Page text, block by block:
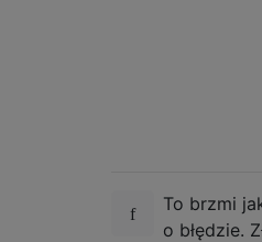
To brzmi
o błędzie.